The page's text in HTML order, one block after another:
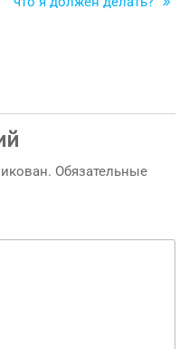
Обязательные